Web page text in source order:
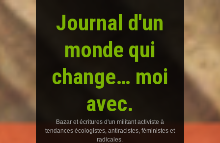
Journal d'un
monde qui
change… moi
avec.
Bazar et écritures d'un militant activiste à
tendances écologistes, antiracistes, féministes et
radicales.